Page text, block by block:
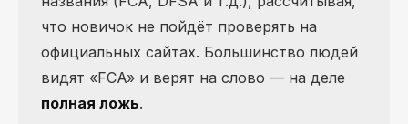
что новичок не пойдёт проверять на
официальных сайтах. Большинство людей
видят «FCA» и верят на слово — на деле
полная ложь.